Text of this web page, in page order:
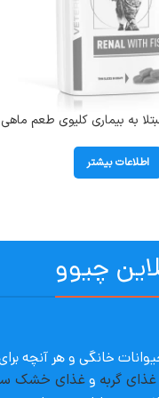
به بیماری کلیوی طعم ماهی
Fish
اطلاعات بیشتر
چیوو
خانگی و هر آنچه
غذای گربه وغذای خشک